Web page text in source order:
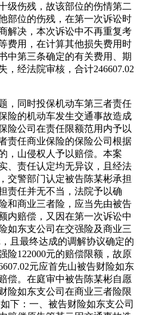
级伤残，故该部位的伤情第二
部位的伤残，在第一次诉讼时
解决，本次诉讼中不再重复考
费用，在计算其他损失费用时
中第三条确定的有关费用、期
，经法院审核，合计246607.02
，同时投保机动车第三者责任
险的机动车发生交通事故造成
险公司在责任限额范用内予以
责任商业保险的保险公司根据
，山侵权人予以赔偿。本案
、责任认定均无异议，且经法
交警部门认定被告陈某彬承担
责任并无不当，法院予以确
和商业三者险，应当先由被告
内赔偿，又因在第一次诉讼中
如东支公司在交强险及商业三
且最终达成的调解协议确定的
险122000元的赔偿限额，故原
元应首先山被告财险如东
偿。在庭审中被告陈某彬自愿
险如东支公司在商业三者险限
下：一、被告财险如东支公司